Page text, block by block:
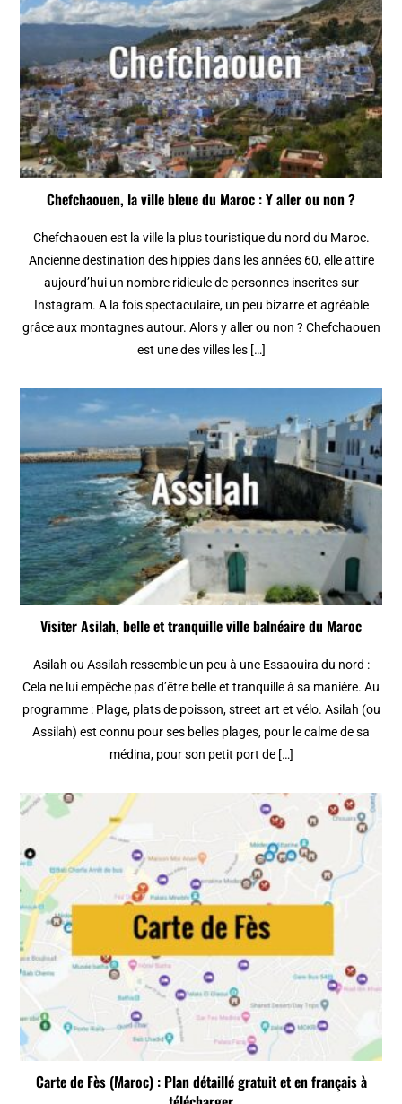
Chefchaouen, la ville bleue du Maroc : Y aller ou non ?
Chefchaouen est la ville la plus touristique du nord du Maroc.
Ancienne destination des hippies dans les années 60, elle attire
aujourd’hui un nombre ridicule de personnes inscrites sur
Instagram. A la fois spectaculaire, un peu bizarre et agréable
grâce aux montagnes autour. Alors y aller ou non ? Chefchaouen
est une des villes les […]
Visiter Asilah, belle et tranquille ville balnéaire du Maroc
Asilah ou Assilah ressemble un peu à une Essaouira du nord :
Cela ne lui empêche pas d’être belle et tranquille à sa manière. Au
programme : Plage, plats de poisson, street art et vélo. Asilah (ou
Assilah) est connu pour ses belles plages, pour le calme de sa
médina, pour son petit port de […]
Carte de Fès (Maroc) : Plan détaillé gratuit et en français à